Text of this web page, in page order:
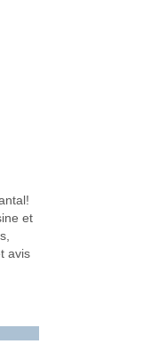
et
avis